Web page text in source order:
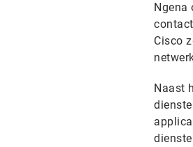
Ngena
Cisco
Naast